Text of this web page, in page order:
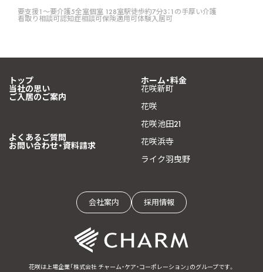
要支援1〜要介護5全室個室 128室駅徒歩約7分3：1の手厚い介護
看取り相談可認知症相談可保険適用可体験入居可
トップ
当社の思い
ご入居のご案内
ホーム・料金
花咲新町
花咲
花咲池田21
花咲浜寺
ライク羽曳野
よくあるご質問
お問い合わせ・資料請求
会社案内 採用情報
花咲は上場企業「株式会社 チャーム・ケア・コーポレーション」のグループです。